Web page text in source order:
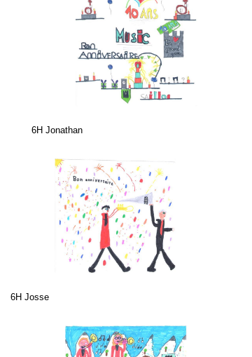
6H Jonathan
6H Josse